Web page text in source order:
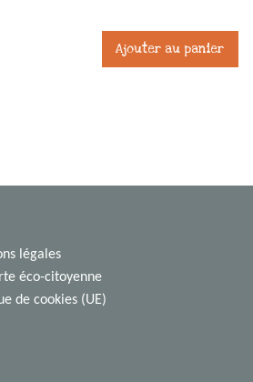
Ajouter au panier
légales
éco-citoyenne
de cookies (UE)